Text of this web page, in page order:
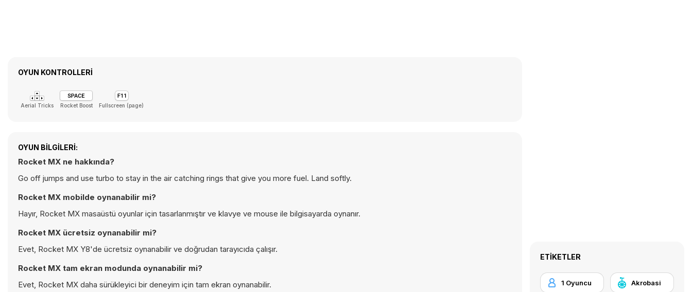
OYUN KONTROLLERI
Aerial Tricks Rocket Boost Fullscreen (page)
OYUN BILGILERI:
Rocket MX ne hakkında?
Go off jumps and use turbo to stay in the air catching rings that give you more fuel. Land softly.
Rocket MX mobilde oynanabilir mi?
Hayır, Rocket MX masaüstü oyunlar için tasarlanmıştır ve klavye ve mouse ile bilgisayarda oynanır.
Rocket MX ücretsiz oynanabilir mi?
Evet, Rocket MX Y8'de ücretsiz oynanabilir ve doğrudan tarayıcıda çalışır.
Rocket MX tam ekran modunda oynanabilir mi?
Evet, Rocket MX daha sürükleyici bir deneyim için tam ekran oynanabilir.
ETIKETLER
1 Oyuncu Akrobasi